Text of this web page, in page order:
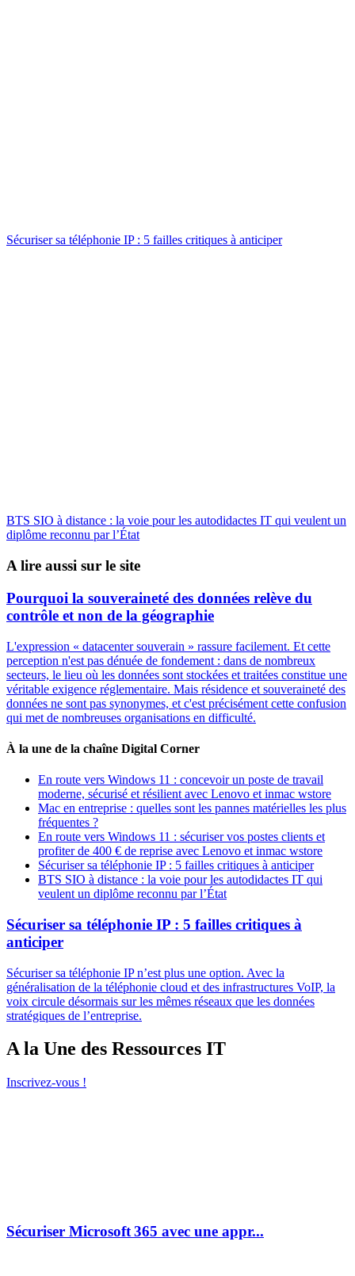
Sécuriser sa téléphonie IP : 5 failles critiques à anticiper
BTS SIO à distance : la voie pour les autodidactes IT qui veulent un
diplôme reconnu par l’État
A lire aussi sur le site
Pourquoi la souveraineté des données relève du
contrôle et non de la géographie
L'expression « datacenter souverain » rassure facilement. Et cette
perception n'est pas dénuée de fondement : dans de nombreux
secteurs, le lieu où les données sont stockées et traitées constitue une
véritable exigence réglementaire. Mais résidence et souveraineté des
données ne sont pas synonymes, et c'est précisément cette confusion
qui met de nombreuses organisations en difficulté.
À la une de la chaîne Digital Corner
En route vers Windows 11 : concevoir un poste de travail
moderne, sécurisé et résilient avec Lenovo et inmac wstore
Mac en entreprise : quelles sont les pannes matérielles les plus
fréquentes ?
En route vers Windows 11 : sécuriser vos postes clients et
profiter de 400 € de reprise avec Lenovo et inmac wstore
Sécuriser sa téléphonie IP : 5 failles critiques à anticiper
BTS SIO à distance : la voie pour les autodidactes IT qui
veulent un diplôme reconnu par l’État
Sécuriser sa téléphonie IP : 5 failles critiques à
anticiper
Sécuriser sa téléphonie IP n’est plus une option. Avec la
généralisation de la téléphonie cloud et des infrastructures VoIP, la
voix circule désormais sur les mêmes réseaux que les données
stratégiques de l’entreprise.
A la Une des Ressources IT
Inscrivez-vous !
Sécuriser Microsoft 365 avec une appr...